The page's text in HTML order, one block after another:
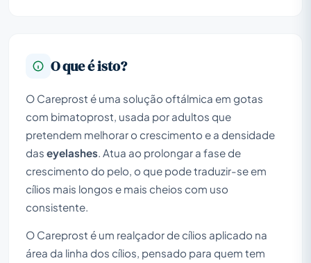
O que é isto?
O Careprost é uma solução oftálmica em gotas
com bimatoprost, usada por adultos que
pretendem melhorar o crescimento e a densidade
das eyelashes . Atua ao prolongar a fase de
crescimento do pelo, o que pode traduzir-se em
cílios mais longos e mais cheios com uso
consistente.
O Careprost é um realçador de cílios aplicado na
área da linha dos cílios, pensado para quem tem